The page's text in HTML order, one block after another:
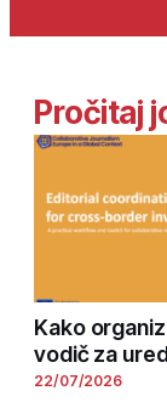
Pročitaj
Kako
vodič za
22/07/2026